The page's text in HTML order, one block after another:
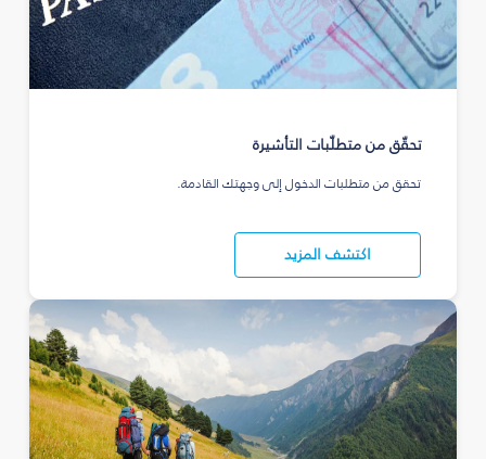
تحقّق من متطلّبات التأشيرة
تحقق من متطلبات الدخول إلى وجهتك القادمة.
اكتشف المزيد